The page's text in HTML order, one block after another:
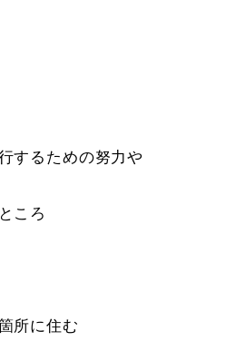
するための努力や
ころ
所に住む